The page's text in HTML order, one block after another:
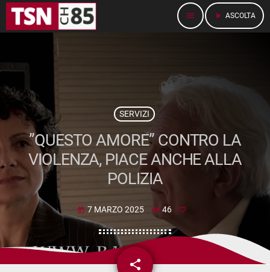
menu play_arrow ASCOLTA
SERVIZI
”QUESTO AMORE” CONTRO LA
VIOLENZA, PIACE ANCHE ALLA
POLIZIA
today 7 MARZO 2025 46
share
email